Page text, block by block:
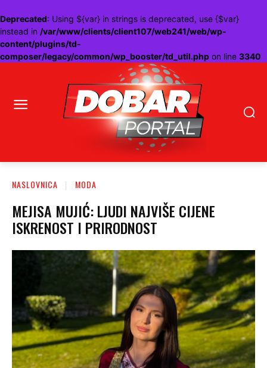
Deprecated: Using ${var} in strings is deprecated, use {$var}
instead in /var/www/clients/client107/web241/web/wp-
content/plugins/td-
composer/legacy/common/wp_booster/td_util.php on line 3340
NASLOVNICA MODA
MEJISA MUJIĆ: LJUDI NAJVIŠE CIJENE
ISKRENOST I PRIRODNOST